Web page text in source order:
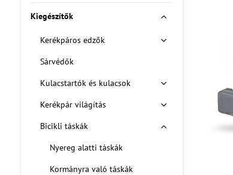
Kiegészítők
Kerékpáros edzők
Sárvédők
Kulacstartók és kulacsok
Kerékpár világítás
Bicikli táskák
Nyereg alatti táskák
Kormányra való táskák